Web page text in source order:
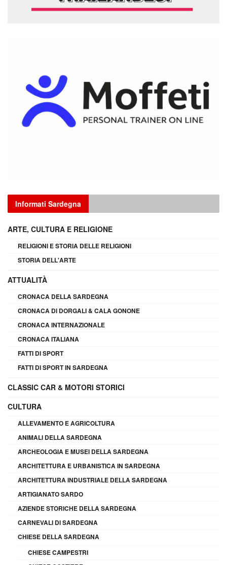
Informati Sardegna
ARTE, CULTURA E RELIGIONE
RELIGIONI E STORIA DELLE RELIGIONI
STORIA DELL'ARTE
ATTUALITÀ
CRONACA DELLA SARDEGNA
CRONACA DI DORGALI & CALA GONONE
CRONACA INTERNAZIONALE
CRONACA ITALIANA
FATTI DI SPORT
FATTI DI SPORT IN SARDEGNA
CLASSIC CAR & MOTORI STORICI
CULTURA
ALLEVAMENTO E AGRICOLTURA
ANIMALI DELLA SARDEGNA
ARCHEOLOGIA E MUSEI DELLA SARDEGNA
ARCHITETTURA E URBANISTICA IN SARDEGNA
ARCHITETTURA INDUSTRIALE DELLA SARDEGNA
ARTIGIANATO SARDO
AZIENDE STORICHE DELLA SARDEGNA
CARNEVALI DI SARDEGNA
CHIESE DELLA SARDEGNA
CHIESE CAMPESTRI